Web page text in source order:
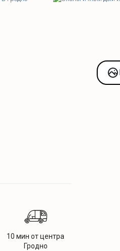
10 мин от центра
Гродно